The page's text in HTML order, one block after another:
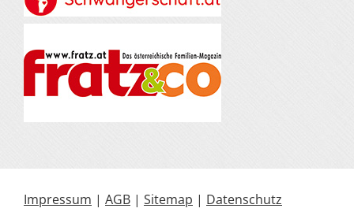
Impressum | AGB | Sitemap | Datenschutz